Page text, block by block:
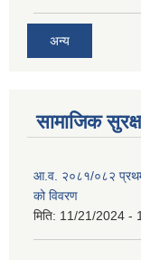
अन्य
सामाजिक
आ.व. २०८१/०८२ प्रथम
को विवरण
मिति: 11/21/2024 -